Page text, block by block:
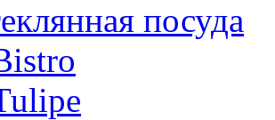
посуда